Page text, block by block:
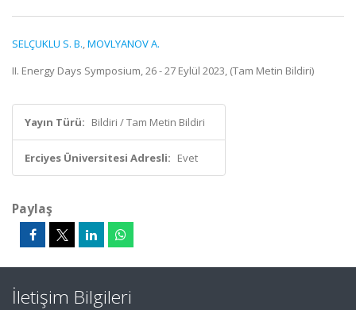
SELÇUKLU S. B.,MOVLYANOV A.
II. Energy Days Symposium, 26 - 27 Eylül 2023, (Tam Metin Bildiri)
Yayın Türü: Bildiri / Tam Metin Bildiri
Erciyes Üniversitesi Adresli: Evet
Paylaş
İletişim Bilgileri